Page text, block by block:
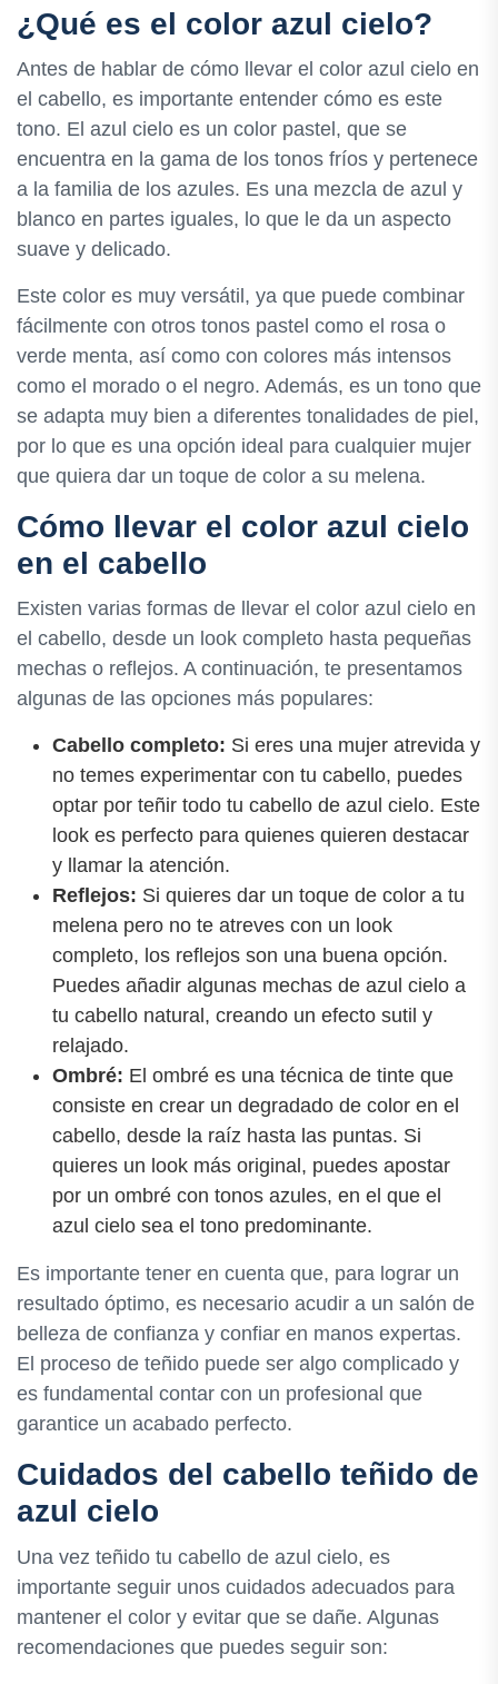
¿Qué es el color azul cielo?
Antes de hablar de cómo llevar el color azul cielo en
el cabello, es importante entender cómo es este
tono. El azul cielo es un color pastel, que se
encuentra en la gama de los tonos fríos y pertenece
a la familia de los azules. Es una mezcla de azul y
blanco en partes iguales, lo que le da un aspecto
suave y delicado.
Este color es muy versátil, ya que puede combinar
fácilmente con otros tonos pastel como el rosa o
verde menta, así como con colores más intensos
como el morado o el negro. Además, es un tono que
se adapta muy bien a diferentes tonalidades de piel,
por lo que es una opción ideal para cualquier mujer
que quiera dar un toque de color a su melena.
Cómo llevar el color azul cielo
en el cabello
Existen varias formas de llevar el color azul cielo en
el cabello, desde un look completo hasta pequeñas
mechas o reflejos. A continuación, te presentamos
algunas de las opciones más populares:
Cabello completo: Si eres una mujer atrevida y
no temes experimentar con tu cabello, puedes
optar por teñir todo tu cabello de azul cielo. Este
look es perfecto para quienes quieren destacar
y llamar la atención.
Reflejos: Si quieres dar un toque de color a tu
melena pero no te atreves con un look
completo, los reflejos son una buena opción.
Puedes añadir algunas mechas de azul cielo a
tu cabello natural, creando un efecto sutil y
relajado.
Ombré: El ombré es una técnica de tinte que
consiste en crear un degradado de color en el
cabello, desde la raíz hasta las puntas. Si
quieres un look más original, puedes apostar
por un ombré con tonos azules, en el que el
azul cielo sea el tono predominante.
Es importante tener en cuenta que, para lograr un
resultado óptimo, es necesario acudir a un salón de
belleza de confianza y confiar en manos expertas.
El proceso de teñido puede ser algo complicado y
es fundamental contar con un profesional que
garantice un acabado perfecto.
Cuidados del cabello teñido de
azul cielo
Una vez teñido tu cabello de azul cielo, es
importante seguir unos cuidados adecuados para
mantener el color y evitar que se dañe. Algunas
recomendaciones que puedes seguir son: